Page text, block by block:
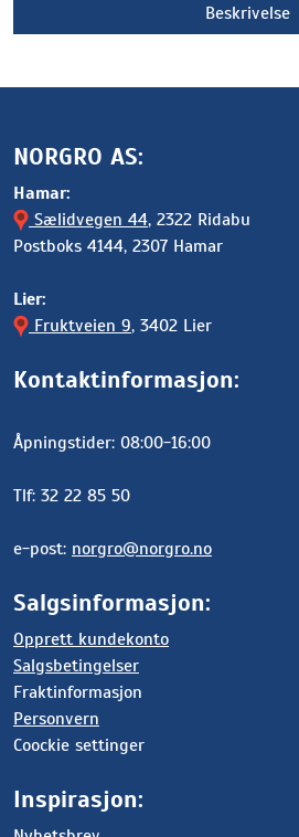
Beskrivelse
NORGRO AS:
Hamar:
Sælidvegen 44, 2322 Ridabu
Postboks 4144, 2307 Hamar
Lier:
Fruktveien 9, 3402 Lier
Kontaktinformasjon:
Åpningstider: 08:00-16:00
Tlf: 32 22 85 50
e-post: norgro@norgro.no
Salgsinformasjon:
Opprett kundekonto
Salgsbetingelser
Fraktinformasjon
Personvern
Coockie settinger
Inspirasjon: